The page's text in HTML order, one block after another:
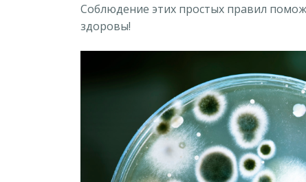
Соблюдение этих простых правил
здоровы!